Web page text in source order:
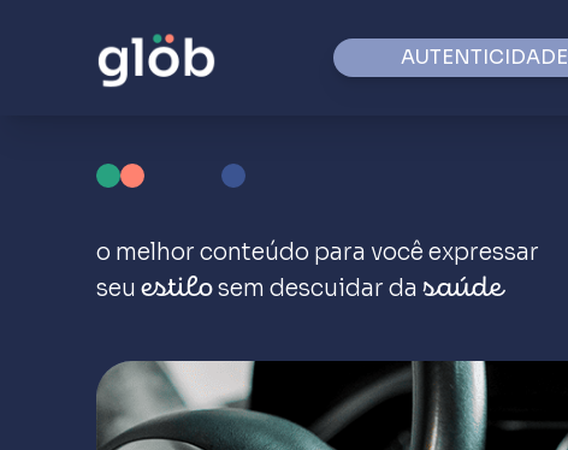
AUTENTICIDADE
o melhor conteúdo para você expressar
seu estilosem descuidar da saúde